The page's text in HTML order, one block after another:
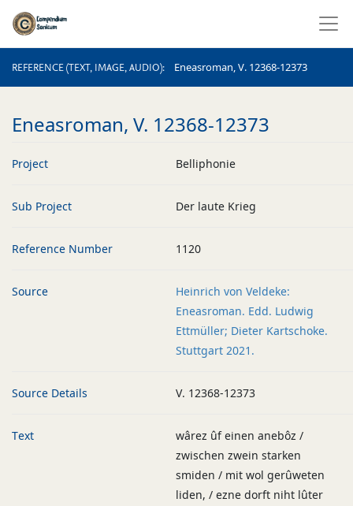
REFERENCE (TEXT, IMAGE, AUDIO) Eneasroman, V. 12368-12373
REFERENCE (TEXT, IMAGE, AUDIO)
Eneasroman, V. 12368-12373
Project Belliphonie
Sub Project Der laute Krieg
Reference Number 1120
Source
Heinrich von Veldeke:
Eneasroman. Edd. Ludwig
Ettmüller; Dieter Kartschoke.
Stuttgart 2021.
Source Details V. 12368-12373
Text
wârez ûf einen anebôz /
zwischen zwein starken
smiden / mit wol gerûweten
liden, / ezne dorft niht lûter